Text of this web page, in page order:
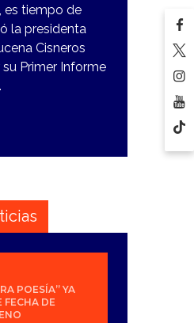
es tiempo de
la presidenta
Cisneros
Primer Informe
POESÍA” YA
FECHA DE